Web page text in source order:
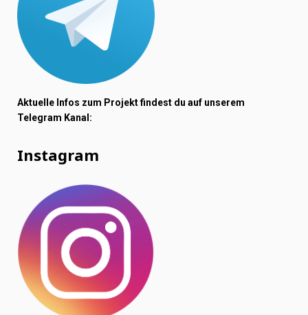
Aktuelle Infos zum Projekt findest du auf unserem
Telegram Kanal:
Instagram